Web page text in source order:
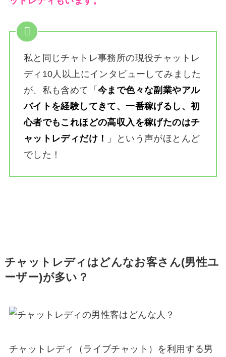
私と同じチャトレ事務所の現役チャットレ
ディ10人以上にインタビューしてみました
が、私も含めて
「今まで色々な副業やアル
バイトを経験してきて、一番稼げるし、初
心者でもこれほどの高収入を稼げたのはチ
ャットレディだけ！
」
という声がほとんど
でした！
チャットレディはどんなお客さん(男性ユ
ーザー)が多い？
チャットレディ（ライブチャット）を利用する男